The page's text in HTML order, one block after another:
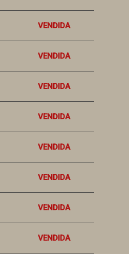
VENDIDA
VENDIDA
VENDIDA
VENDIDA
VENDIDA
VENDIDA
VENDIDA
VENDIDA